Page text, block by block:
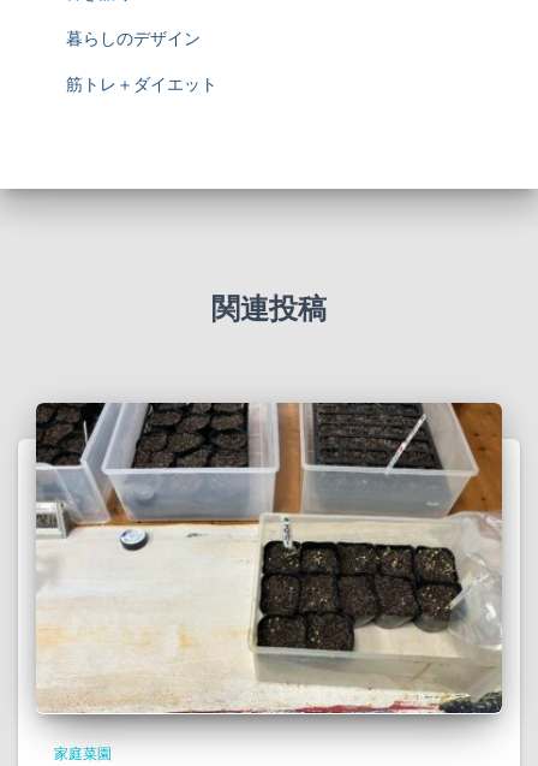
暮らしのデザイン
筋トレ＋ダイエット
関連投稿
家庭菜園